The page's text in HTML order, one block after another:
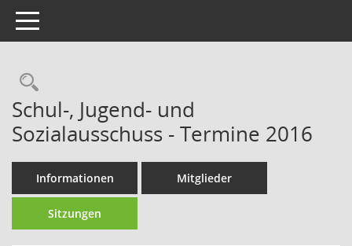
Toggle navigation
Rechercheauswahl
Schul-, Jugend- und
Sozialausschuss - Termine 2016
Informationen Mitglieder
Sitzungen